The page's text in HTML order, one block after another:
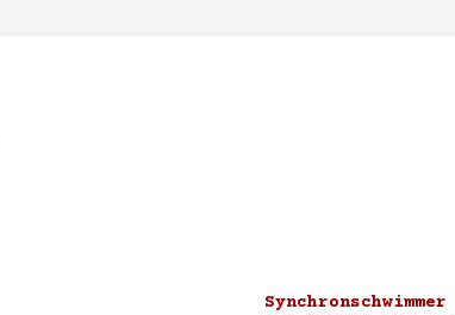
Synchronschwimmer